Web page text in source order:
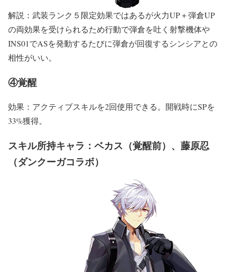
解説：武装ランク５限定効果ではあるが火力UP＋弾倉UP
の両効果を受けられるため行動で弾倉を吐く射撃機体や
INS01でASを発動するたびに弾倉が回復するシンシアとの
相性がいい。
④覚醒
効果：アクティブスキルを2回使用できる。開戦時にSPを
33%獲得。
スキル所持キャラ：ベカス（覚醒前）、藤原忍
（ダンクーガコラボ）